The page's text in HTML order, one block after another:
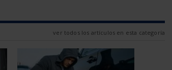
ver todos los artículos en esta categoría